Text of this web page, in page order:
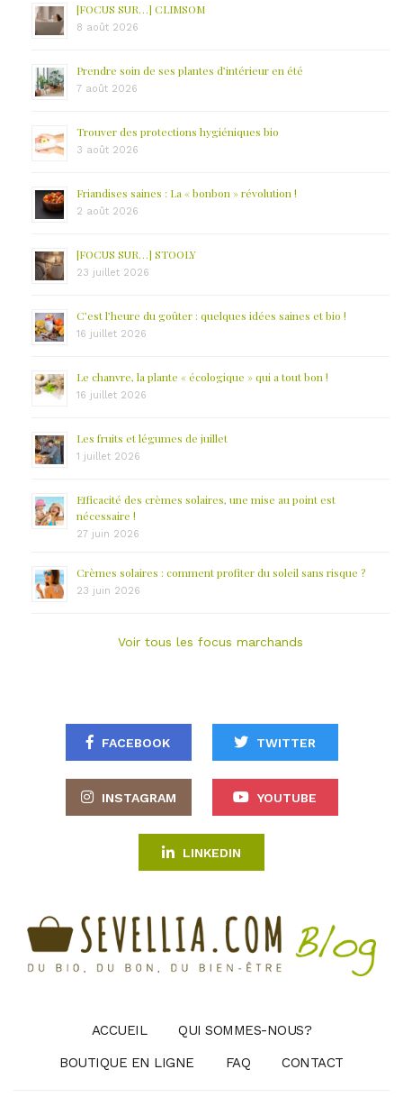
[FOCUS SUR…] CLIMSOM
8 août 2026
Prendre soin de ses plantes d’intérieur en été
7 août 2026
Trouver des protections hygiéniques bio
3 août 2026
Friandises saines : La « bonbon » révolution !
2 août 2026
[FOCUS SUR…] STOOLY
23 juillet 2026
C’est l’heure du goûter : quelques idées saines et bio !
16 juillet 2026
Le chanvre, la plante « écologique » qui a tout bon !
16 juillet 2026
Les fruits et légumes de juillet
1 juillet 2026
Efficacité des crèmes solaires, une mise au point est
nécessaire !
27 juin 2026
Crèmes solaires : comment profiter du soleil sans risque ?
23 juin 2026
Voir tous les focus marchands
FACEBOOK TWITTER
INSTAGRAM YOUTUBE
LINKEDIN
ACCUEIL
QUI SOMMES-NOUS?
BOUTIQUE EN LIGNE
FAQ CONTACT